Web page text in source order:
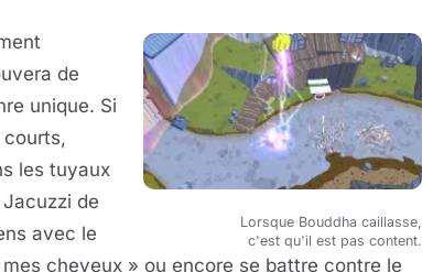
Lorsque Bouddha caillasse,
c'est qu'il est pas content.
de
unique. Si
courts,
les tuyaux
de
avec le
cheveux » ou encore se battre contre le